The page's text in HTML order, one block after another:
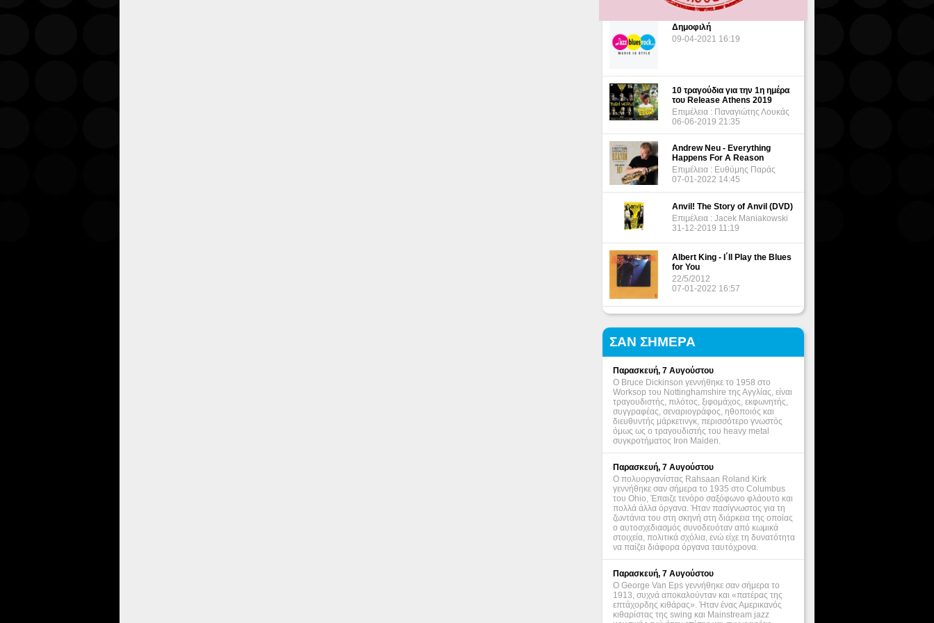
Δημοφιλή
09-04-2021 16:19
10 τραγούδια για την 1η ημέρα
του Release Athens 2019
Επιμέλεια : Παναγιώτης Λουκάς
06-06-2019 21:35
Andrew Neu - Everything
Happens For A Reason
Επιμέλεια : Ευθύμης Παράς
07-01-2022 14:45
Anvil! The Story of Anvil (DVD)
Επιμέλεια : Jacek Maniakowski
31-12-2019 11:19
Albert King - I΄ll Play the Blues
for You
22/5/2012
07-01-2022 16:57
ΣΑΝ ΣΗΜΕΡΑ
Παρασκευή, 7 Αυγούστου
Ο Bruce Dickinson γεννήθηκε το 1958 στο
Worksop του Nottinghamshire της Αγγλίας, είναι
τραγουδιστής, πιλότος, ξιφομάχος, εκφωνητής,
συγγραφέας, σεναριογράφος, ηθοποιός και
διευθυντής μάρκετινγκ, περισσότερο γνωστός
όμως ως ο τραγουδιστής του heavy metal
συγκροτήματος Iron Maiden.
Παρασκευή, 7 Αυγούστου
Ο πολυοργανίστας Rahsaan Roland Kirk
γεννήθηκε σαν σήμερα το 1935 στο Columbus
του Ohio, Έπαιζε τενόρο σαξόφωνο φλάουτο και
πολλά άλλα όργανα. Ήταν πασίγνωστος για τη
ζωντάνια του στη σκηνή στη διάρκεια της οποίας
ο αυτοσχεδιασμός συνοδευόταν από κωμικά
στοιχεία, πολιτικά σχόλια, ενώ είχε τη δυνατότητα
να παίζει διάφορα όργανα ταυτόχρονα.
Παρασκευή, 7 Αυγούστου
Ο George Van Eps γεννήθηκε σαν σήμερα το
1913, συχνά αποκαλούνταν και «πατέρας της
επτάχορδης κιθάρας». Ήταν ένας Αμερικανός
κιθαρίστας της swing και Mainstream jazz